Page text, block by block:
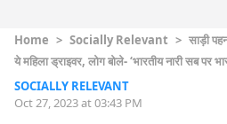
Home > Socially Relevant > साड़ी
ये महिला ड्राइवर, लोग बोले- ‘भारतीय नारी सब पर
SOCIALLY RELEVANT
Oct 27, 2023 at 03:43 PM